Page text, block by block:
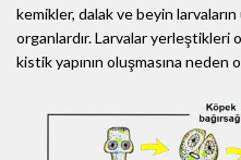
kemikler, dalak ve beyin
organlardır. Larvalar yerleştikleri
kistik yapının oluşmasına neden